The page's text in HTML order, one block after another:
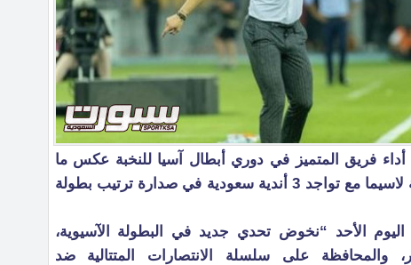
أداء فريق المتميز في دوري أبطال آسيا للنخبة عكس ما
يقدمه الفريق في البطولة المحلية لاسيما مع تواجد 3 أندية سعودية في صدارة ترتيب بطولة
الأحد “نخوض تحدي جديد في البطولة الآسيوية،
والمحافظة على سلسلة الانتصارات المتتالية ضد